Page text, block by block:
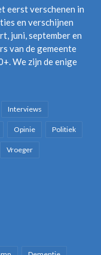
eerst verschenen in
en verschijnen
juni, september en
van de gemeente
We zijn de enige
Interviews
Opinie Politiek
Vroeger